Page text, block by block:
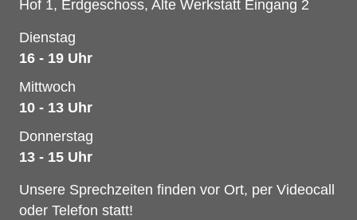
Hof 1, Erdgeschoss, Alte Werkstatt Eingang 2
Dienstag
16 - 19 Uhr
Mittwoch
10 - 13 Uhr
Donnerstag
13 - 15 Uhr
Unsere Sprechzeiten finden vor Ort, per Videocall
oder Telefon statt!